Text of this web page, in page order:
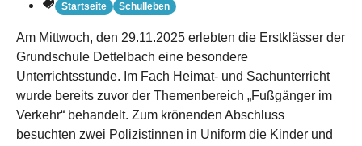
Startseite Schulleben
Am Mittwoch, den 29.11.2025 erlebten die Erstklässer der
Grundschule Dettelbach eine besondere
Unterrichtsstunde. Im Fach Heimat- und Sachunterricht
wurde bereits zuvor der Themenbereich „Fußgänger im
Verkehr“ behandelt. Zum krönenden Abschluss
besuchten zwei Polizistinnen in Uniform die Kinder und